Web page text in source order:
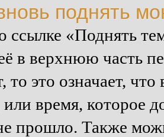
поднять
ссылке «Поднять
в верхнюю часть
то это означает,
время, которое
прошло. Также